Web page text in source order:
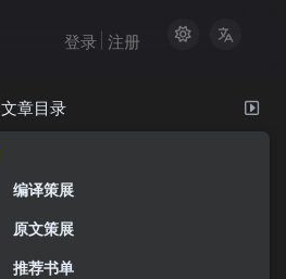
登录 注册
文章目录
编译策展
原文策展
推荐书单